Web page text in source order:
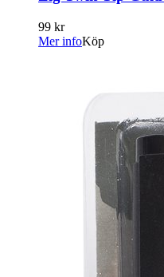
99 kr
Mer infoKöp